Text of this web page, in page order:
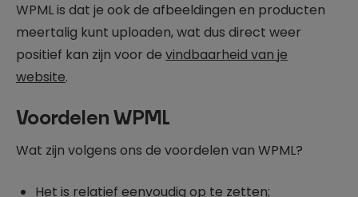
WPML is dat je ook de afbeeldingen en producten
meertalig kunt uploaden, wat dus direct weer
positief kan zijn voor de vindbaarheid van je
website.
Voordelen WPML
Wat zijn volgens ons de voordelen van WPML?
Het is relatief eenvoudig op te zetten;